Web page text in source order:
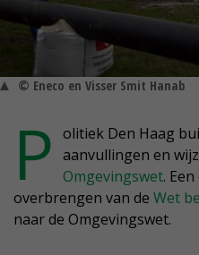
© Eneco en Visser Smit Hanab
P olitiek Den Haag
aanvullingen en
Omgevingswet.
overbrengen van de Wet
naar de Omgevingswet.